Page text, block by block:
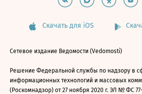
Скачать для iOS
Сетевое издание Ведомости (Vedomosti)
Решение Федеральной службы по надзору в
информационных технологий и массовых
(Роскомнадзор) от 27 ноября 2020 г. ЭЛ № ФС 77-